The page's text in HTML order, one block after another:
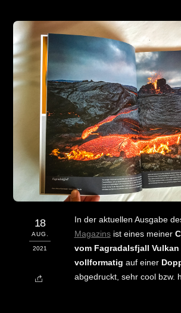
content
18
AUG.
2021
In der aktuellen Ausgabe
Magazinsist eines meiner
vom Fagradalsfjall Vulkan
vollformatig auf einer
abgedruckt, sehr cool bzw.